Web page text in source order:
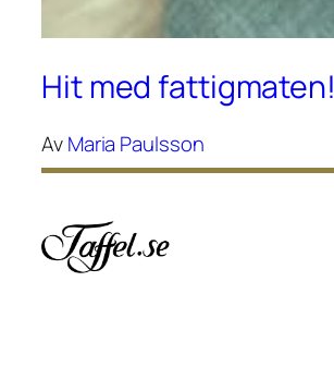
Hit med fattigmaten!
AvMaria Paulsson